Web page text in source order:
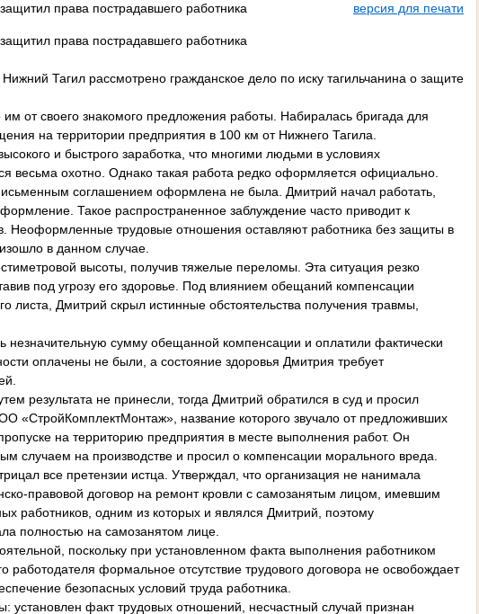
права пострадавшего работника
версия для печати
права пострадавшего работника
Тагил рассмотрено гражданское дело по иску тагильчанина о защите
от своего знакомого предложения работы. Набиралась бригада для
на территории предприятия в 100 км от Нижнего Тагила.
и быстрого заработка, что многими людьми в условиях
весьма охотно. Однако такая работа редко оформляется официально.
соглашением оформлена не была. Дмитрий начал работать,
Такое распространенное заблуждение часто приводит к
Неоформленные трудовые отношения оставляют работника без защиты в
в данном случае.
высоты, получив тяжелые переломы. Эта ситуация резко
под угрозу его здоровье. Под влиянием обещаний компенсации
листа, Дмитрий скрыл истинные обстоятельства получения травмы,
незначительную сумму обещанной компенсации и оплатили фактически
оплачены не были, а состояние здоровья Дмитрия требует
результата не принесли, тогда Дмитрий обратился в суд и просил
«СтройКомплектМонтаж», название которого звучало от предложивших
на территорию предприятия в месте выполнения работ. Он
случаем на производстве и просил о компенсации морального вреда.
все претензии истца. Утверждал, что организация не нанимала
правовой договор на ремонт кровли с самозанятым лицом, имевшим
работников, одним из которых и являлся Дмитрий, поэтому
полностью на самозанятом лице.
поскольку при установленном факта выполнения работником
работодателя формальное отсутствие трудового договора не освобождает
безопасных условий труда работника.
установлен факт трудовых отношений, несчастный случай признан